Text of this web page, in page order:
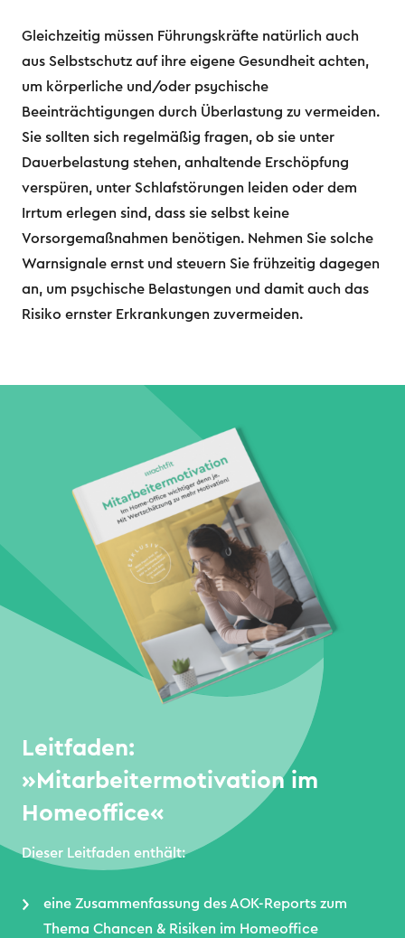
Gleichzeitig müssen Führungskräfte natürlich auch
aus Selbstschutz auf ihre eigene Gesundheit achten,
um körperliche und/oder psychische
Beeinträchtigungen durch Überlastung zu vermeiden.
Sie sollten sich regelmäßig fragen, ob sie unter
Dauerbelastung stehen, anhaltende Erschöpfung
verspüren, unter Schlafstörungen leiden oder dem
Irrtum erlegen sind, dass sie selbst keine
Vorsorgemaßnahmen benötigen. Nehmen Sie solche
Warnsignale ernst und steuern Sie frühzeitig dagegen
an, um psychische Belastungen und damit auch das
Risiko ernster Erkrankungen zuvermeiden.
Leitfaden:
»Mitarbeitermotivation im
Homeoffice«
Dieser Leitfaden enthält:
eine Zusammenfassung des AOK-Reports zum
Thema Chancen & Risiken im Homeoffice